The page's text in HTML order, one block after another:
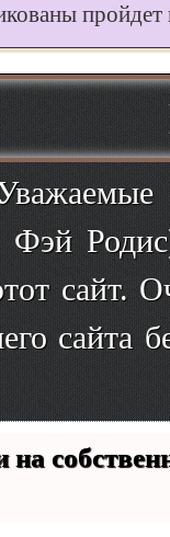
пройдет
Фэй
сайт.
сайта
на